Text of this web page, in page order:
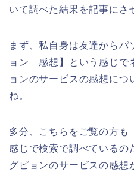
いて調べた結果を記事にさ
まず、私自身は友達からパ
ョン 感想】という感じで
ョンのサービスの感想につ
ね。
多分、こちらをご覧の方も
感じで検索で調べているの
グピョンのサービスの感想